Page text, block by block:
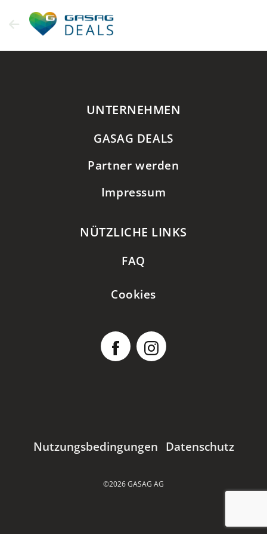
Inhalt
springen
UNTERNEHMEN
GASAG DEALS
Partner werden
Impressum
NÜTZLICHE LINKS
FAQ
Cookies
Nutzungsbedingungen Datenschutz
©2026 GASAG AG